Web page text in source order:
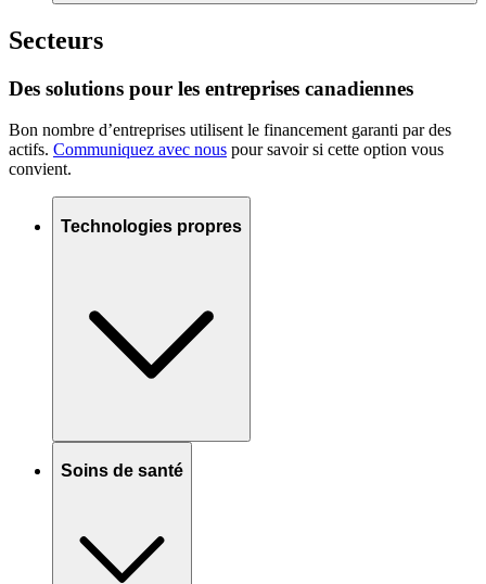
Secteurs
Des solutions pour les entreprises canadiennes
Bon nombre d’entreprises utilisent le financement garanti par des
actifs. Communiquez avec nous pour savoir si cette option vous
convient.
Technologies propres
Soins de santé